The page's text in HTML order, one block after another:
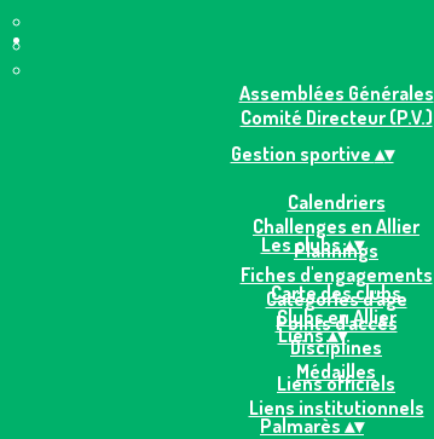
Assemblées Générales
Comité Directeur (P.V.)
Gestion sportive ▴▾
Calendriers
Challenges en Allier
Plannings
Fiches d'engagements
Catégories d'âge
Points d'accès
Disciplines
Médailles
Les clubs▴▾
Carte des clubs
Clubs en Allier
Liens▴▾
Liens officiels
Liens institutionnels
Palmarès ▴▾